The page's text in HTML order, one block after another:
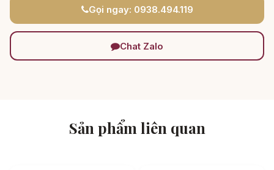
Gọi ngay: 0938.494.119
Chat Zalo
Sản phẩm liên quan